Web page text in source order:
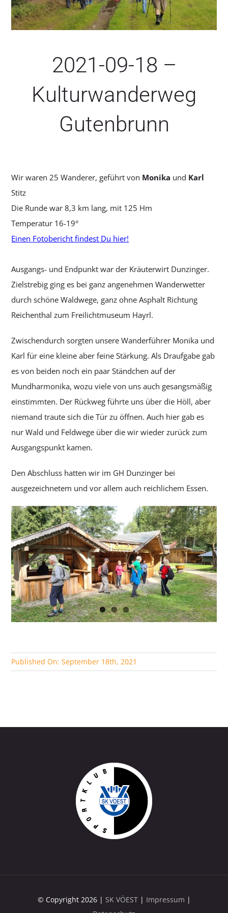
SERVICE
2021-09-18 –
Kulturwanderweg
Gutenbrunn
Wir waren 25 Wanderer, geführt von Monika und Karl
Stitz
Die Runde war 8,3 km lang, mit 125 Hm
Temperatur 16-19°
Einen Fotobericht findest Du hier!
Ausgangs- und Endpunkt war der Kräuterwirt Dunzinger.
Zielstrebig ging es bei ganz angenehmen Wanderwetter
durch schöne Waldwege, ganz ohne Asphalt Richtung
Reichenthal zum Freilichtmuseum Hayrl.
Zwischendurch sorgten unsere Wanderführer Monika und
Karl für eine kleine aber feine Stärkung. Als Draufgabe gab
es von beiden noch ein paar Ständchen auf der
Mundharmonika, wozu viele von uns auch gesangsmäßig
einstimmten. Der Rückweg führte uns über die Höll, aber
niemand traute sich die Tür zu öffnen. Auch hier gab es
nur Wald und Feldwege über die wir wieder zurück zum
Ausgangspunkt kamen.
Den Abschluss hatten wir im GH Dunzinger bei
ausgezeichnetem und vor allem auch reichlichem Essen.
Published On: September 18th, 2021
© Copyright 2026 | SK VÖEST| Impressum |